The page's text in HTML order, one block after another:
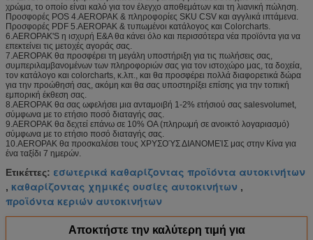
χρώμα, το οποίο είναι καλό για τον έλεγχο αποθεμάτων και τη λιανική πώληση.
Προσφορές POS 4.AEROPAK & πληροφορίες SKU CSV και αγγλικά ιπτάμενα.
Προσφορές PDF 5.AEROPAK & τυπωμένοι κατάλογος και Colorcharts.
6.AEROPAK'S η ισχυρή Ε&Α θα κάνει όλο και περισσότερα νέα προϊόντα για να
επεκτείνει τις μετοχές αγοράς σας.
7.AEROPAK θα προσφέρει τη μεγάλη υποστήριξη για τις πωλήσεις σας,
συμπεριλαμβανομένων των πληροφοριών σας για τον ιστοχώρο μας, τα δοχεία,
τον κατάλογο και colorcharts, κ.λπ., και θα προσφέρει πολλά διαφορετικά δώρα
για την προώθησή σας, ακόμη και θα σας υποστηρίξει επίσης για την τοπική
εμπορική έκθεση σας.
8.AEROPAK θα σας ωφελήσει μια ανταμοιβή 1-2% ετήσιού σας salesvolumet,
σύμφωνα με το ετήσιο ποσό διαταγής σας.
9.AEROPAK θα δεχτεί επάνω σε 10% OA (πληρωμή σε ανοικτό λογαριασμό)
σύμφωνα με το ετήσιο ποσό διαταγής σας.
10.AEROPAK θα προσκαλέσει τους ΧΡΥΣΟΎΣ ΔΙΑΝΟΜΕΊΣ μας στην Κίνα για
ένα ταξίδι 7 ημερών.
Ετικέττες: εσωτερικά καθαρίζοντας προϊόντα αυτοκινήτων
, καθαρίζοντας χημικές ουσίες αυτοκινήτων ,
προϊόντα κεριών αυτοκινήτων
Αποκτήστε την καλύτερη τιμή για